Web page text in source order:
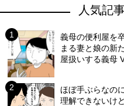
人気記
義母の便利屋を
まる妻と娘の新
屋扱いする義母
ほぼ手ぶらなの
理解できないけ